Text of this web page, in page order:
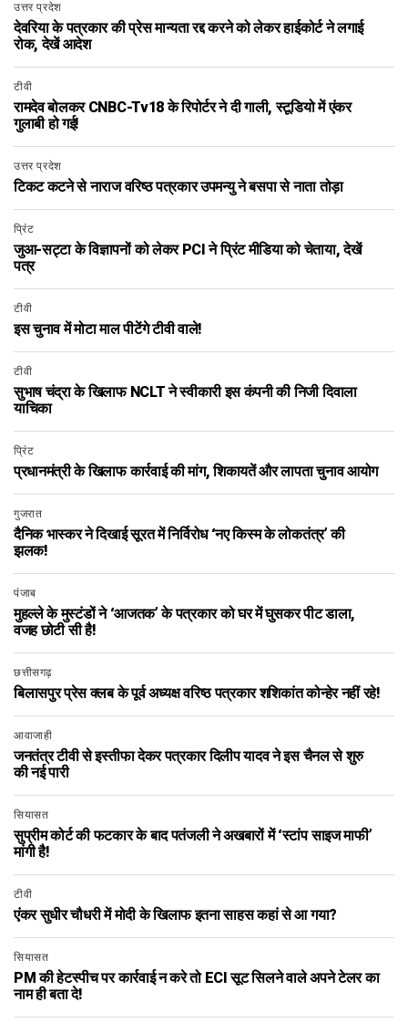
उत्तर प्रदेश
देवरिया के पत्रकार की प्रेस मान्यता रद्द करने को लेकर हाईकोर्ट ने लगाई
रोक, देखें आदेश
टीवी
रामदेव बोलकर CNBC-Tv18 के रिपोर्टर ने दी गाली, स्टूडियो में एंकर
गुलाबी हो गई!
उत्तर प्रदेश
टिकट कटने से नाराज वरिष्ठ पत्रकार उपमन्यु ने बसपा से नाता तोड़ा
प्रिंट
जुआ-सट्टा के विज्ञापनों को लेकर PCI ने प्रिंट मीडिया को चेताया, देखें
पत्र
टीवी
इस चुनाव में मोटा माल पीटेंगे टीवी वाले!
टीवी
सुभाष चंद्रा के खिलाफ NCLT ने स्वीकारी इस कंपनी की निजी दिवाला
याचिका
प्रिंट
प्रधानमंत्री के खिलाफ कार्रवाई की मांग, शिकायतें और लापता चुनाव आयोग
गुजरात
दैनिक भास्कर ने दिखाई सूरत में निर्विरोध ‘नए किस्म के लोकतंत्र’ की
झलक!
पंजाब
मुहल्ले के मुस्टंडों ने ‘आजतक’ के पत्रकार को घर में घुसकर पीट डाला,
वजह छोटी सी है!
छत्तीसगढ़
बिलासपुर प्रेस क्लब के पूर्व अध्यक्ष वरिष्ठ पत्रकार शशिकांत कोन्हेर नहीं रहे!
आवाजाही
जनतंत्र टीवी से इस्तीफा देकर पत्रकार दिलीप यादव ने इस चैनल से शुरु
की नई पारी
सियासत
सुप्रीम कोर्ट की फटकार के बाद पतंजली ने अखबारों में ‘स्टांप साइज माफी’
मांगी है!
टीवी
एंकर सुधीर चौधरी में मोदी के खिलाफ इतना साहस कहां से आ गया?
सियासत
PM की हेटस्पीच पर कार्रवाई न करे तो ECI सूट सिलने वाले अपने टेलर का
नाम ही बता दे!